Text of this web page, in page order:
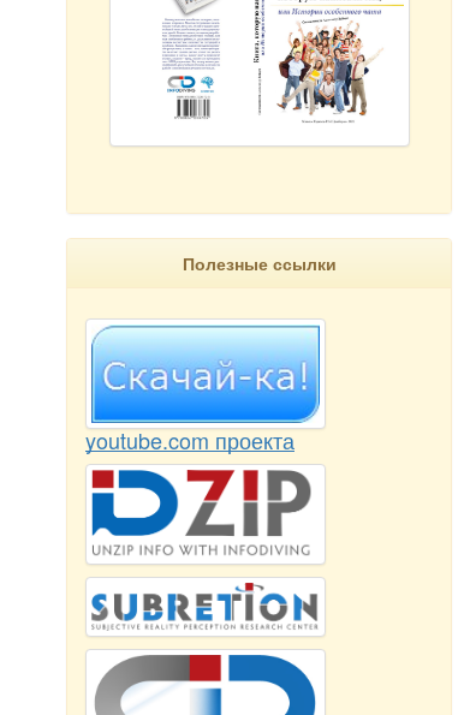
Полезные ссылки
youtube.com проекта